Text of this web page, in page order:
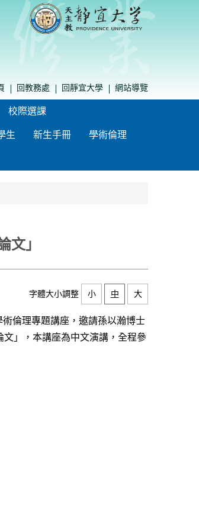
回教務處 回靜宜大學 網站導覽
校際選課
生 新生手冊 學術倫理
文」
字體大小調整 小 中 大
倫理專題講座，邀請孫以瀚博士
」，本講座為中文演講，全程參